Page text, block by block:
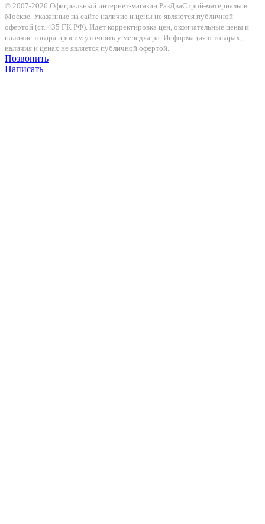
© 2007-2026 Официальный интернет-магазин РазДваСтрой-материалы в
Москве. Указанные на сайте наличие и цены не являются публичной
офертой (ст. 435 ГК РФ). Идет корректировка цен, окончательные цены и
наличие товара просим уточнять у менеджера. Информация о товарах,
наличия и ценах не является публичной офертой.
Позвонить
Написать